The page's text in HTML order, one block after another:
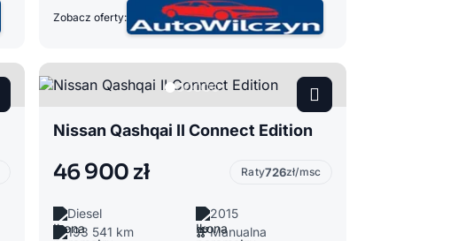
Zobacz oferty:
Nissan Qashqai II Connect Edition
46 900 zł Raty726zł/msc
Diesel
2015
193 541 km
Manualna